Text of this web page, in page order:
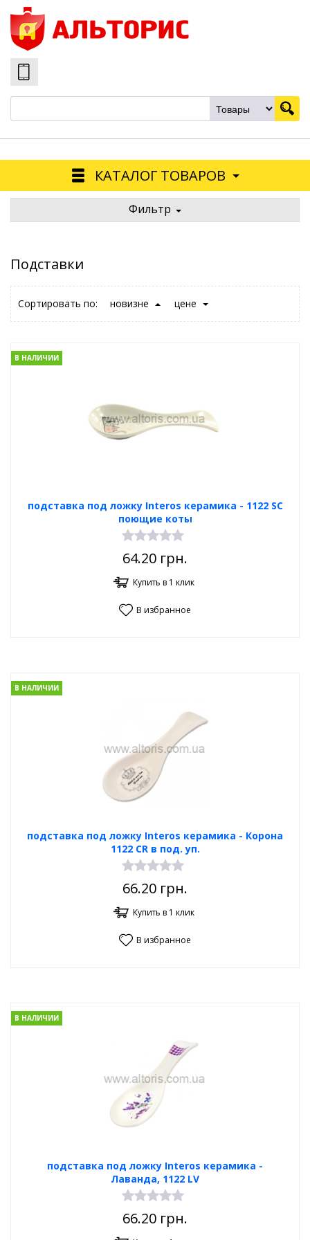
КАТАЛОГ ТОВАРОВ
Фильтр
Подставки
Сортировать по: новизне цене
подставка под ложку Interos керамика - 1122 SC
поющие коты
В НАЛИЧИИ
64.20 грн.
Купить в 1 клик
В избранное
подставка под ложку Interos керамика - Корона
1122 CR в под. уп.
В НАЛИЧИИ
66.20 грн.
Купить в 1 клик
В избранное
подставка под ложку Interos керамика -
Лаванда, 1122 LV
В НАЛИЧИИ
66.20 грн.